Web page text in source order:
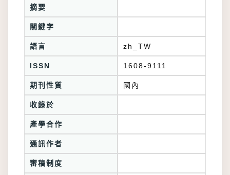
摘要
關鍵字
語言 zh_TW
ISSN 1608-9111
期刊性質 國內
收錄於
產學合作
通訊作者
審稿制度